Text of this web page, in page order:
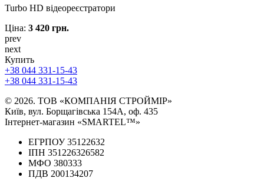
Turbo HD відеореєстратори
Ціна: 3 420 грн.
prev
next
Купить
+38 044 331-15-43
+38 044 331-15-43
© 2026. ТОВ «КОМПАНІЯ СТРОЙМІР»
Київ, вул. Борщагівська 154А, оф. 435
Інтернет-магазин «SMARTEL™»
ЕГРПОУ 35122632
ІПН 351226326582
МФО 380333
ПДВ 200134207